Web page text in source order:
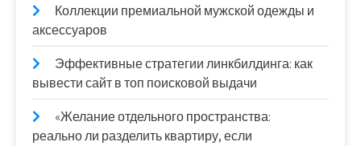
Коллекции премиальной мужской одежды и
аксессуаров
Эффективные стратегии линкбилдинга: как
вывести сайт в топ поисковой выдачи
«Желание отдельного пространства:
реально ли разделить квартиру, если